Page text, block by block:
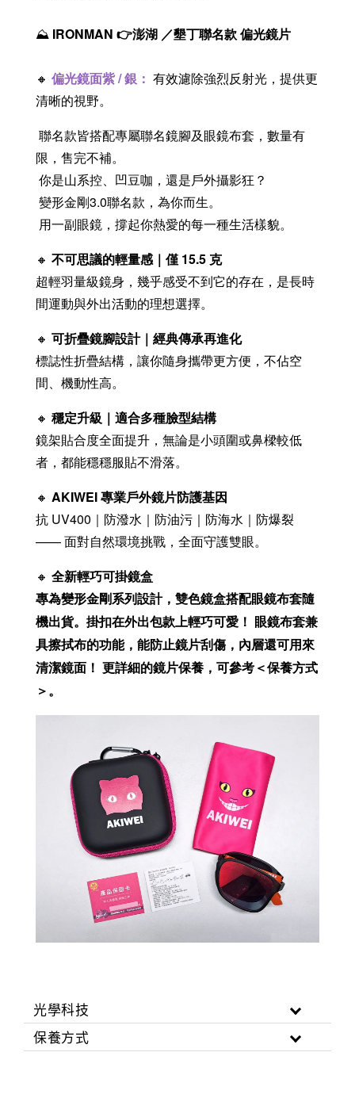
⛰️ IRONMAN 👉澎湖 ／墾丁聯名款 偏光鏡片
🔸 偏光鏡面紫 / 銀 ： 有效濾除強烈反射光，提供更
清晰的視野。
聯名款皆搭配專屬聯名鏡腳及眼鏡布套，數量有
限，售完不補。
你是山系控、凹豆咖，還是戶外攝影狂？
變形金剛3.0聯名款，為你而生。
用一副眼鏡，撐起你熱愛的每一種生活樣貌。
🔸 不可思議的輕量感｜僅 15.5 克
超輕羽量級鏡身，幾乎感受不到它的存在，是長時
間運動與外出活動的理想選擇。
🔸 可折疊鏡腳設計｜經典傳承再進化
標誌性折疊結構，讓你隨身攜帶更方便，不佔空
間、機動性高。
🔸 穩定升級｜適合多種臉型結構
鏡架貼合度全面提升，無論是小頭圍或鼻樑較低
者，都能穩穩服貼不滑落。
🔸 AKIWEI 專業戶外鏡片防護基因
抗 UV400｜防潑水｜防油污｜防海水｜防爆裂
—— 面對自然環境挑戰，全面守護雙眼。
🔸 全新輕巧可掛鏡盒
專為變形金剛系列設計，雙色鏡盒搭配眼鏡布套隨
機出貨。掛扣在外出包款上輕巧可愛！ 眼鏡布套兼
具擦拭布的功能，能防止鏡片刮傷，內層還可用來
清潔鏡面！ 更詳細的鏡片保養，可參考＜保養方式
＞。
光學科技
保養方式